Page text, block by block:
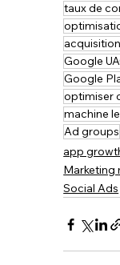
taux de
Google
Google
optimiser
machine
Ad groups
app
Marketing
Social Ads